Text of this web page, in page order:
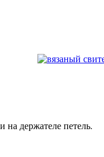
на держателе петель.